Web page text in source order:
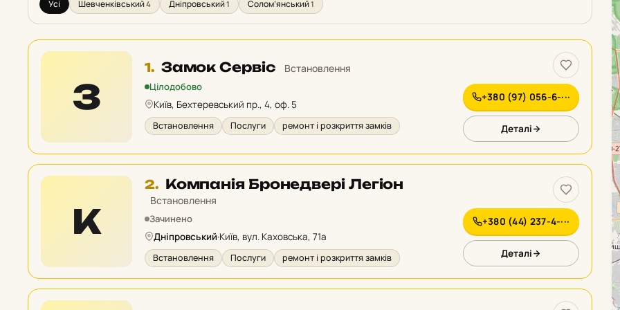
Усі Шевченківський4 Дніпровський1 Солом’янський1
З
1. Місце
1
у
рейтингу:
Замок Сервіс Встановлення
Цілодобово
Київ, Бехтеревський пр., 4, оф. 5
Встановлення Послуги ремонт і розкриття замків
+380 (97) 056-6-···
Деталі
К
2. Місце
2
у
Компанія Бронедвері Легіон
Встановлення
Зачинено
Дніпровський·Київ, вул. Каховська, 71а
Встановлення Послуги ремонт і розкриття замків
+380 (44) 237-4-···
Деталі